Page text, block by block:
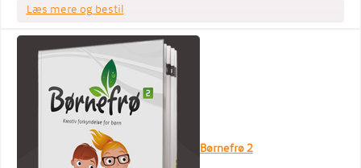
Læs mere og bestil
Børnefrø 2